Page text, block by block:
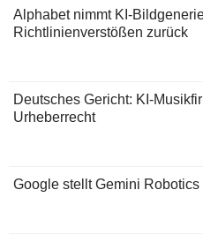
Alphabet nimmt KI-
Richtlinienverstößen zurück
Deutsches Gericht: KI-
Urheberrecht
Google stellt Gemini Robotics